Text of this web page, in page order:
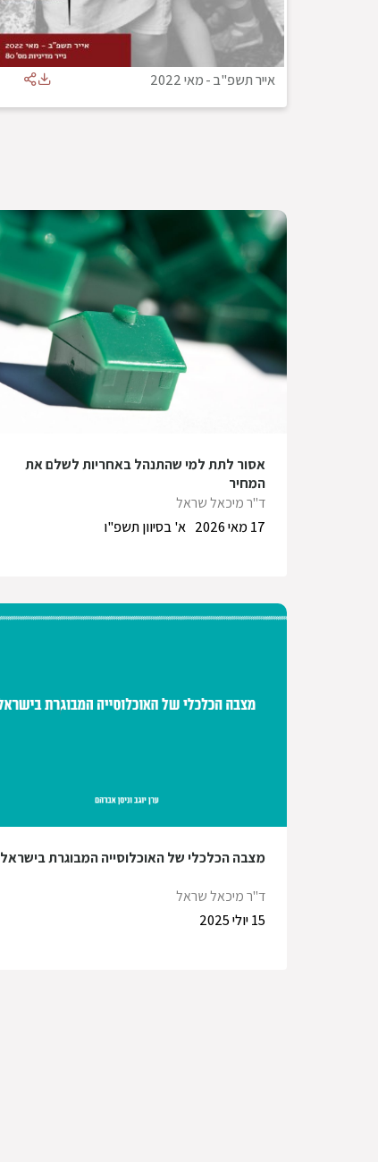
אייר תשפ"ב-מאי 2022
אסור לתת למי שהתנהל באחריות לשלם את
המחיר
ד"ר מיכאל שראל
א' בסיוון תשפ"ו
17 מאי 2026
מצבה הכלכלי של האוכלוסייה המבוגרת בישראל
ד"ר מיכאל שראל
15 יולי 2025